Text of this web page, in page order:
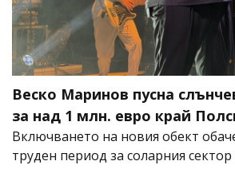
Веско Маринов пусна
за над 1 млн. евро край
Включването на новия обект
труден период за соларния сектор